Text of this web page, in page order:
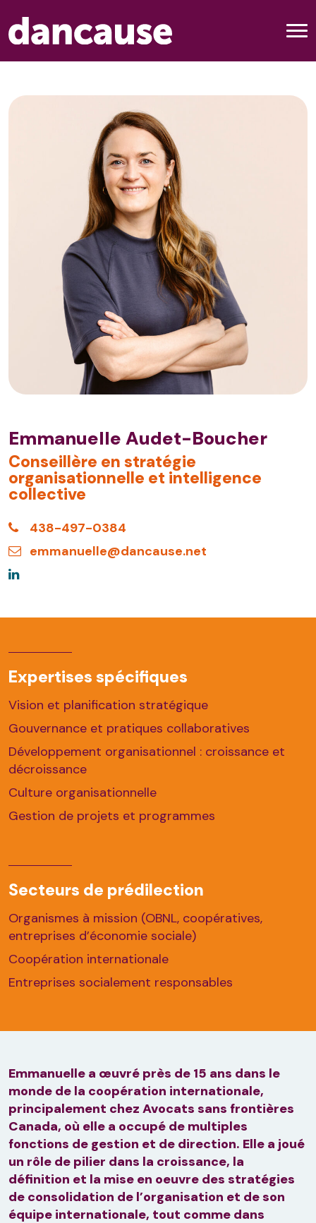
Emmanuelle Audet-Boucher
Conseillère en stratégie
organisationnelle et intelligence
collective
438-497-0384
emmanuelle@dancause.net
Expertises spécifiques
Vision et planification stratégique
Gouvernance et pratiques collaboratives
Développement organisationnel : croissance et
décroissance
Culture organisationnelle
Gestion de projets et programmes
Secteurs de prédilection
Organismes à mission (OBNL, coopératives,
entreprises d’économie sociale)
Coopération internationale
Entreprises socialement responsables
Emmanuelle a œuvré près de 15 ans dans le
monde de la coopération internationale,
principalement chez Avocats sans frontières
Canada, où elle a occupé de multiples
fonctions de gestion et de direction. Elle a joué
un rôle de pilier dans la croissance, la
définition et la mise en oeuvre des stratégies
de consolidation de l’organisation et de son
équipe internationale, tout comme dans